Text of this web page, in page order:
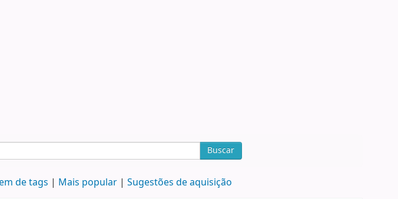
Buscar
de tags Mais popular Sugestões de aquisição